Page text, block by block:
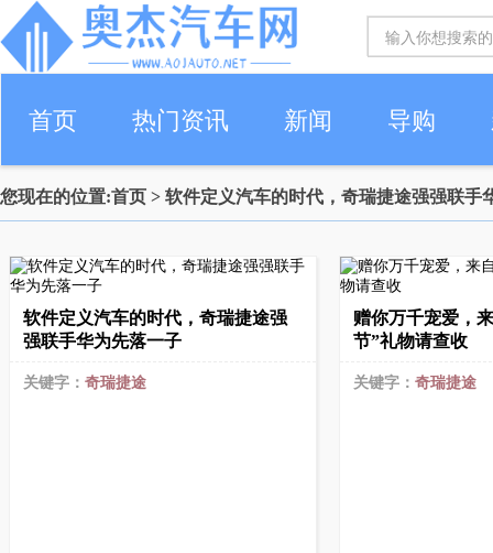
首页 热门资讯 新闻 导购
您现在的位置:首页 > 软件定义汽车的时代，奇瑞捷途强强联手
软件定义汽车的时代，奇瑞捷途强
强联手华为先落一子
关键字： 奇瑞捷途
赠你万千宠爱，
节”礼物请查收
关键字： 奇瑞捷途